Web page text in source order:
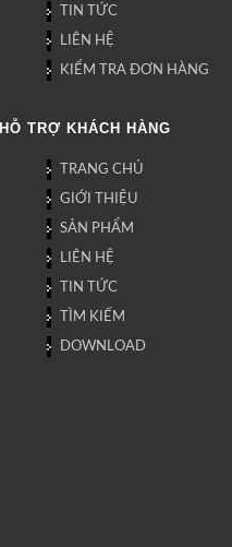
TIN TỨC
LIÊN HỆ
KIỂM TRA ĐƠN HÀNG
HỖ TRỢ KHÁCH HÀNG
TRANG CHỦ
GIỚI THIỆU
SẢN PHẨM
LIÊN HỆ
TIN TỨC
TÌM KIẾM
DOWNLOAD